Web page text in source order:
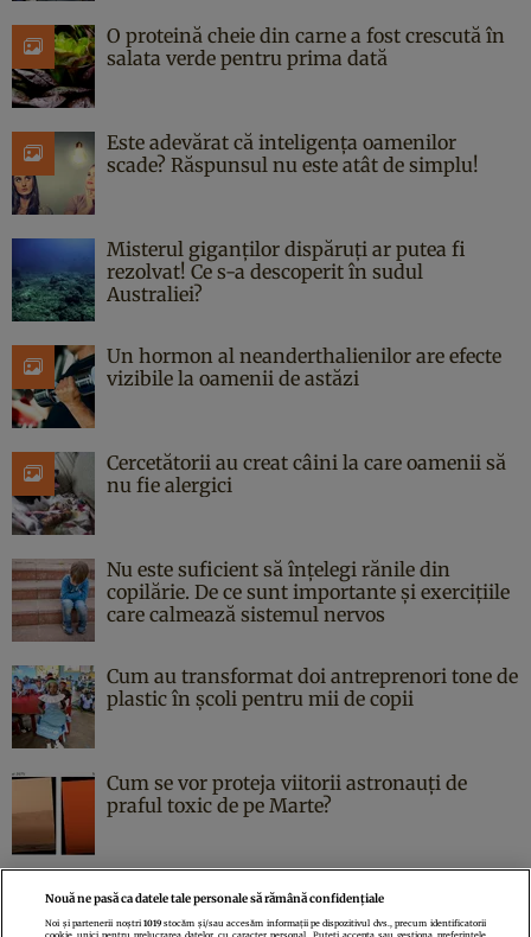
O proteină cheie din carne a fost crescută în
salata verde pentru prima dată
Este adevărat că inteligența oamenilor
scade? Răspunsul nu este atât de simplu!
Misterul giganților dispăruți ar putea fi
rezolvat! Ce s-a descoperit în sudul
Australiei?
Un hormon al neanderthalienilor are efecte
vizibile la oamenii de astăzi
Cercetătorii au creat câini la care oamenii să
nu fie alergici
Nu este suficient să înțelegi rănile din
copilărie. De ce sunt importante și exercițiile
care calmează sistemul nervos
Cum au transformat doi antreprenori tone de
plastic în școli pentru mii de copii
Cum se vor proteja viitorii astronauți de
praful toxic de pe Marte?
Nouă ne pasă ca datele tale personale să rămână confidențiale
Noi și partenerii noștri1019 stocăm și/sau accesăm informații pe dispozitivul dvs., precum identificatorii
cookie unici pentru prelucrarea datelor cu caracter personal. Puteți accepta sau gestiona preferințele